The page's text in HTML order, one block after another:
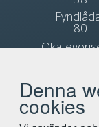
Denna
cookies
80